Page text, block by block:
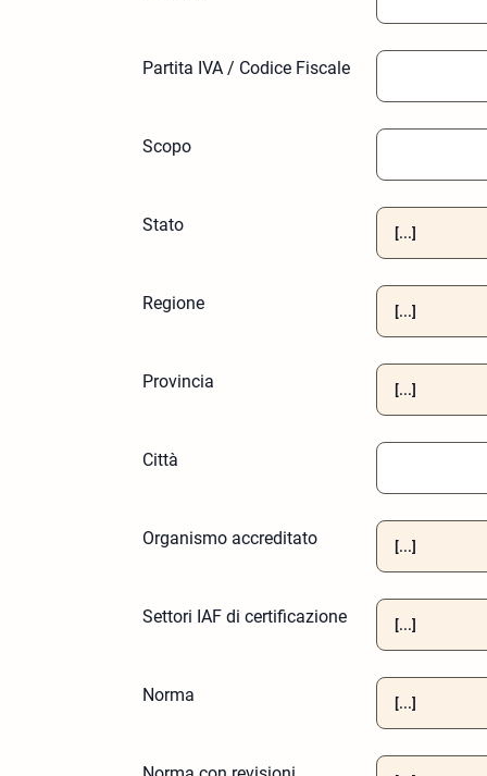
Partita IVA / Codice Fiscale
Scopo
Stato
Regione
Provincia
Città
Organismo accreditato
Settori IAF di certificazione
Norma